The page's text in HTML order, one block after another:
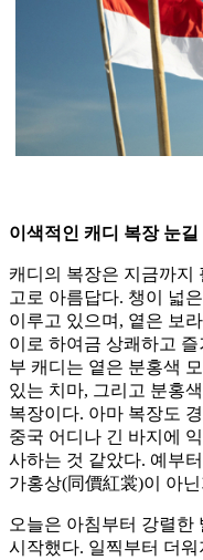
이색적인 캐디 복장 눈길
캐디의 복장은 지금까지
고로 아름답다. 챙이 넓
이루고 있으며, 옅은 보
이로 하여금 상쾌하고
부 캐디는 옅은 분홍색
있는 치마, 그리고 분홍
복장이다. 아마 복장도
중국 어디나 긴 바지에
사하는 것 같았다. 예부
가홍상(同價紅裳)이 아
오늘은 아침부터 강렬한
시작했다. 일찍부터 더